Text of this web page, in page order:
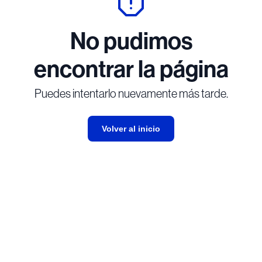
No pudimos
encontrar la página
Puedes intentarlo nuevamente más tarde.
Volver al inicio